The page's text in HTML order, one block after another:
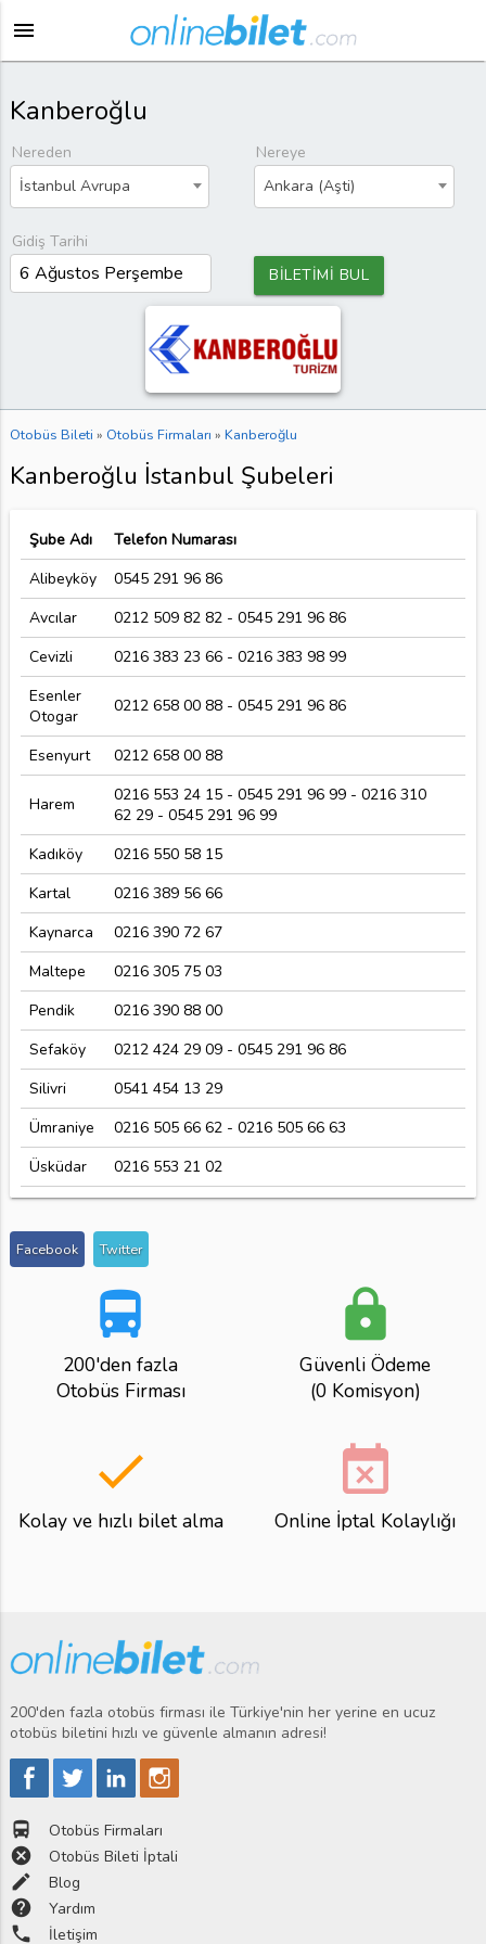
menu
Kanberoğlu
Nereden
İstanbul Avrupa
Nereye
Ankara (Aşti)
Gidiş Tarihi
BİLETİMİ BUL
Otobüs Bileti » Otobüs Firmaları » Kanberoğlu
Kanberoğlu İstanbul Şubeleri
Şube Adı
Telefon Numarası
Alibeyköy
0545 291 96 86
Avcılar
0212 509 82 82 - 0545 291 96 86
Cevizli
0216 383 23 66 - 0216 383 98 99
Esenler
Otogar
0212 658 00 88 - 0545 291 96 86
Esenyurt 0212 658 00 88
Harem
0216 553 24 15 - 0545 291 96 99 - 0216 310
62 29 - 0545 291 96 99
Kadıköy
0216 550 58 15
Kartal
0216 389 56 66
Kaynarca
0216 390 72 67
Maltepe
0216 305 75 03
Pendik
0216 390 88 00
Sefaköy
0212 424 29 09 - 0545 291 96 86
Silivri
0541 454 13 29
Ümraniye
0216 505 66 62 - 0216 505 66 63
Üsküdar
0216 553 21 02
Facebook Twitter
directions_bus
200'den fazla
Otobüs Firması
lock
Güvenli Ödeme
(0 Komisyon)
done
Kolay ve hızlı bilet alma
event_busy
Online İptal Kolaylığı
200'den fazla otobüs firması ile Türkiye'nin her yerine en ucuz
otobüs biletini hızlı ve güvenle almanın adresi!
directions_bus Otobüs Firmaları
cancel Otobüs Bileti İptali
edit Blog
help Yardım
phone İletişim